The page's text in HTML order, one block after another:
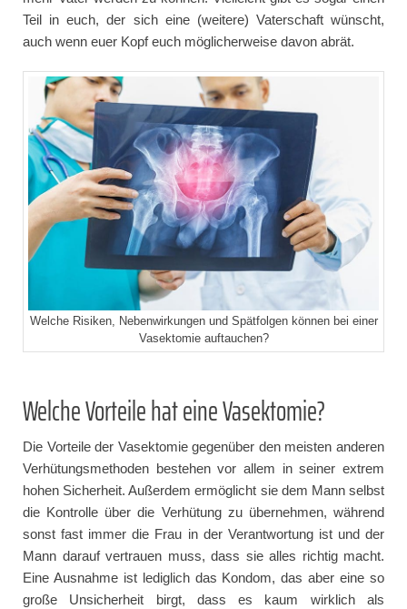
Teil in euch, der sich eine (weitere) Vaterschaft wünscht,
auch wenn euer Kopf euch möglicherweise davon abrät.
Welche Risiken, Nebenwirkungen und Spätfolgen können bei einer
Vasektomie auftauchen?
Welche Vorteile hat eine Vasektomie?
Die Vorteile der Vasektomie gegenüber den meisten anderen
Verhütungsmethoden bestehen vor allem in seiner extrem
hohen Sicherheit. Außerdem ermöglicht sie dem Mann selbst
die Kontrolle über die Verhütung zu übernehmen, während
sonst fast immer die Frau in der Verantwortung ist und der
Mann darauf vertrauen muss, dass sie alles richtig macht.
Eine Ausnahme ist lediglich das Kondom, das aber eine so
große Unsicherheit birgt, dass es kaum wirklich als